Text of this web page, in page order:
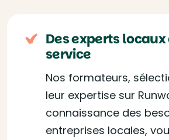
Des experts
service
Nos formateurs,
leur expertise sur
connaissance des
entreprises locales,